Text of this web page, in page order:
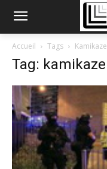
Accueil Tags Kamikaze
Tag: kamikaze